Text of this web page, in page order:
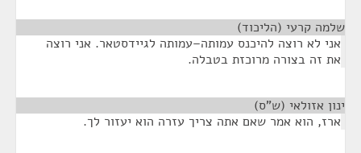
שלמה קרעי (הליכוד)
אני לא רוצה להיכנס עמותה–עמותה לגיידסטאר. אני רוצה
את זה בצורה מרוכזת בטבלה.
ינון אזולאי (ש"ס)
ארז, הוא אמר שאם אתה צריך עזרה הוא יעזור לך.